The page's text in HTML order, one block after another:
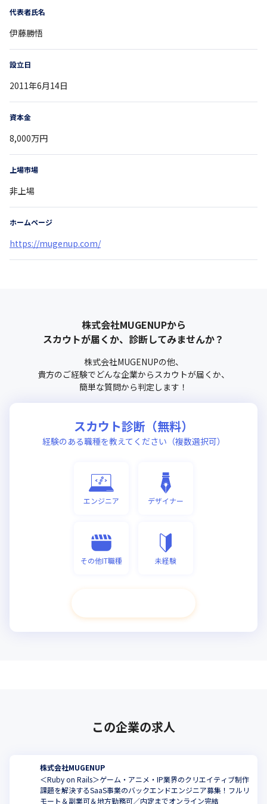
代表者氏名
伊藤勝悟
設立日
2011年6月14日
資本金
8,000万円
上場市場
非上場
ホームページ
https://mugenup.com/
株式会社MUGENUPから
スカウトが届くか、診断してみませんか？
株式会社MUGENUPの他、
貴方のご経験でどんな企業からスカウトが届くか、
簡単な質問から判定します！
スカウト診断（無料）
経験のある職種を教えてください（複数選択可）
エンジニア デザイナー
その他IT職種 未経験
この企業の求人
株式会社MUGENUP
＜Ruby on Rails＞ゲーム・アニメ・IP業界のクリエイティブ制作
課題を解決するSaaS事業のバックエンドエンジニア募集！フルリ
モート＆副業可＆地方勤務可／内定までオンライン完結